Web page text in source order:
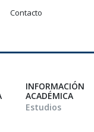
Contacto
INFORMACIÓN
ACADÉMICA
Estudios